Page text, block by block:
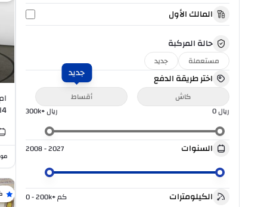
المالك الأول
حالة المركبة
مستعملة جديد
اختر طريقة الدفع
كاش
جديد
أقساط
ريال0 ريال300k+
السنوات 2008 - 2027
الكيلومترات 0 - 200k+كم